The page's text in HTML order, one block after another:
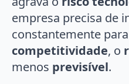
empresa precisa de
constantemente
competitividade, o
menos previsível.